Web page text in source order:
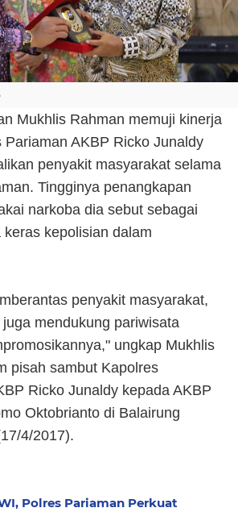
Mukhlis Rahman memuji kinerja
Pariaman AKBP Ricko Junaldy
penyakit masyarakat selama
Tingginya penangkapan
narkoba dia sebut sebagai
keras kepolisian dalam
penyakit masyarakat,
mendukung pariwisata
ungkap Mukhlis
pisah sambut Kapolres
Ricko Junaldy kepada AKBP
Oktobrianto di Balairung
4/2017).
Polres Pariaman Perkuat